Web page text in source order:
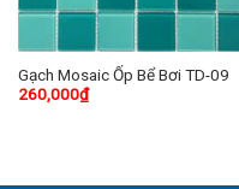
Gạch Mosaic Ốp Bể Bơi TD-09
260,000₫